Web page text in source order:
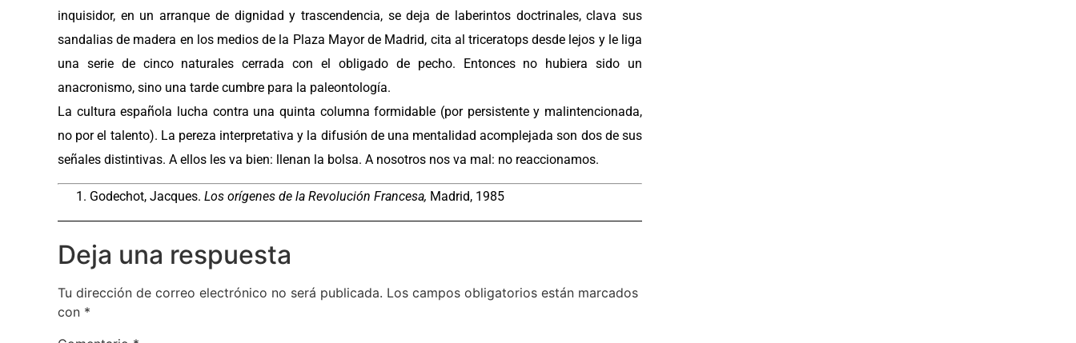
inquisidor, en un arranque de dignidad y trascendencia, se deja de laberintos doctrinales, clava sus
sandalias de madera en los medios de la Plaza Mayor de Madrid, cita al triceratops desde lejos y le liga
una serie de cinco naturales cerrada con el obligado de pecho. Entonces no hubiera sido un
anacronismo, sino una tarde cumbre para la paleontología.
La cultura española lucha contra una quinta columna formidable (por persistente y malintencionada,
no por el talento). La pereza interpretativa y la difusión de una mentalidad acomplejada son dos de sus
señales distintivas. A ellos les va bien: llenan la bolsa. A nosotros nos va mal: no reaccionamos.
Godechot, Jacques. Los orígenes de la Revolución Francesa, Madrid, 1985
Deja una respuesta
Tu dirección de correo electrónico no será publicada. Los campos obligatorios están marcados
con *